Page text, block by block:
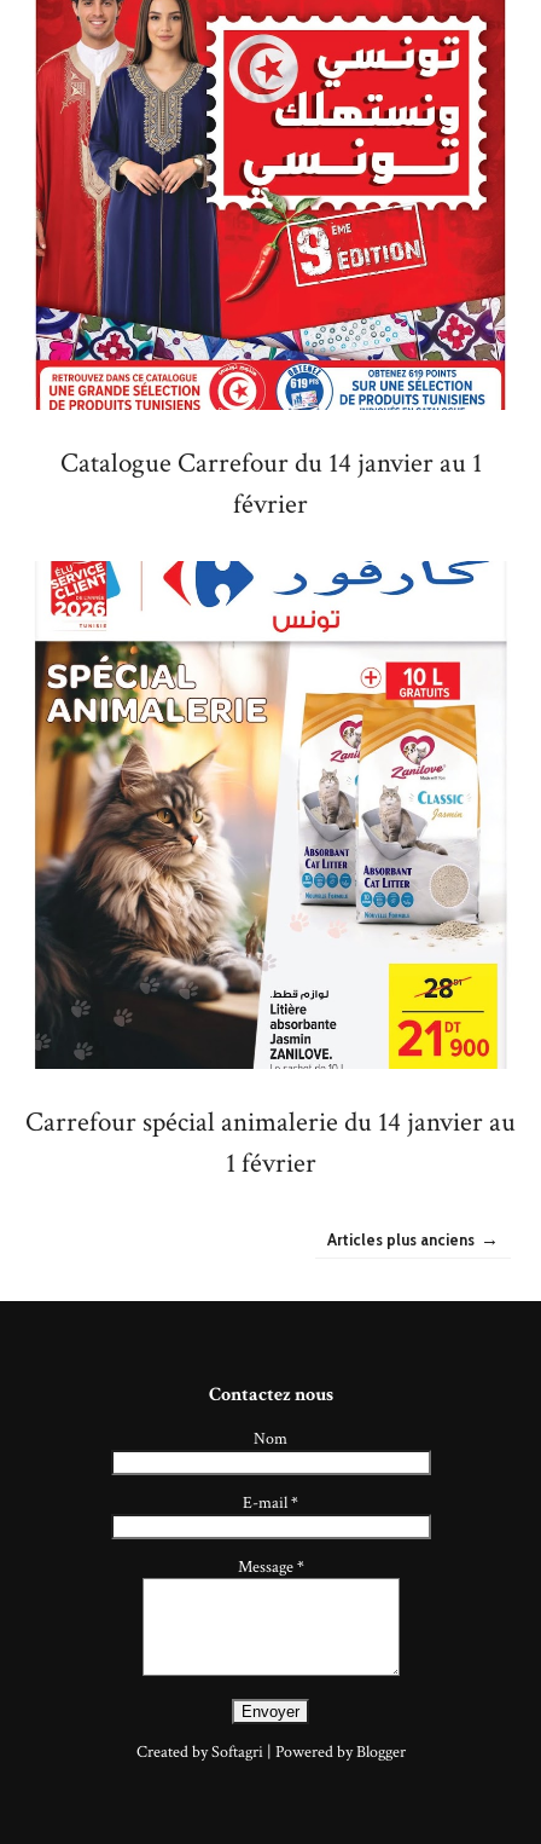
Catalogue Carrefour du 14 janvier au 1
février
Carrefour spécial animalerie du 14 janvier au
1 février
Articles plus anciens
Contactez nous
Nom
E-mail*
Message*
Created by Softagri | Powered by Blogger